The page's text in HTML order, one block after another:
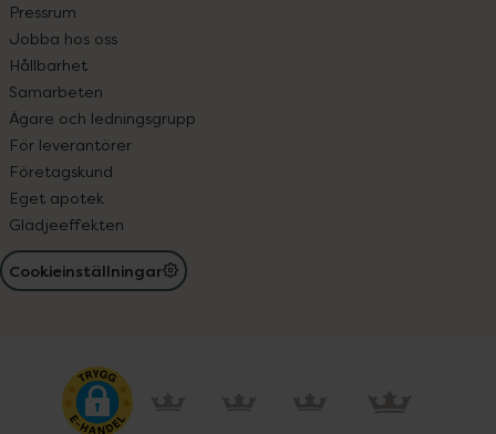
Pressrum
Jobba hos oss
Hållbarhet
Samarbeten
Ägare och ledningsgrupp
För leverantörer
Företagskund
Eget apotek
Glädjeeffekten
Cookieinställningar